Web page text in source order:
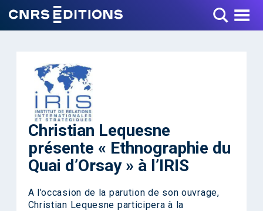
Toggle Menu
Christian Lequesne
présente « Ethnographie du
Quai d’Orsay » à l’IRIS
A l’occasion de la parution de son ouvrage,
Christian Lequesne participera à la